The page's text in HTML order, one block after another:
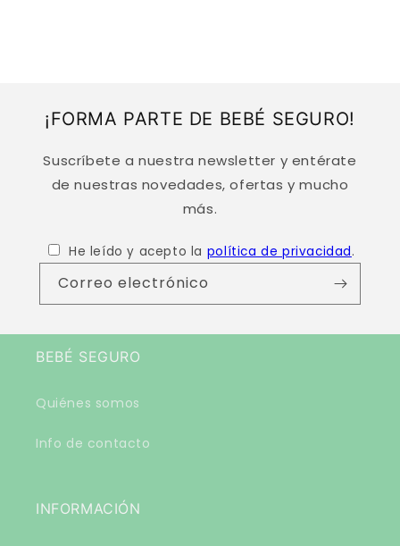
¡FORMA PARTE DE BEBÉ SEGURO!
Suscríbete a nuestra newsletter y entérate
de nuestras novedades, ofertas y mucho
más.
He leído y acepto la política de privacidad.
Correo electrónico
BEBÉ SEGURO
Quiénes somos
Info de contacto
INFORMACIÓN